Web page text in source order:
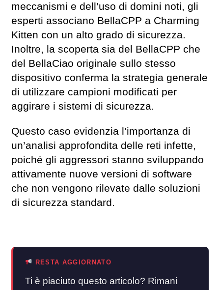
meccanismi e dell’uso di domini noti, gli
esperti associano BellaCPP a Charming
Kitten con un alto grado di sicurezza.
Inoltre, la scoperta sia del BellaCPP che
del BellaCiao originale sullo stesso
dispositivo conferma la strategia generale
di utilizzare campioni modificati per
aggirare i sistemi di sicurezza.
Questo caso evidenzia l’importanza di
un’analisi approfondita delle reti infette,
poiché gli aggressori stanno sviluppando
attivamente nuove versioni di software
che non vengono rilevate dalle soluzioni
di sicurezza standard.
RESTA AGGIORNATO
Ti è piaciuto questo articolo? Rimani